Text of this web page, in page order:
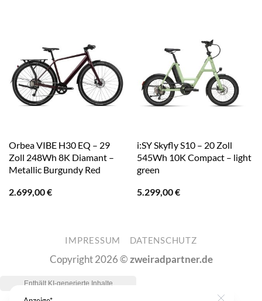
Orbea VIBE H30 EQ – 29
Zoll 248Wh 8K Diamant –
Metallic Burgundy Red
2.699,00€
i:SY Skyfly S10 – 20 Zoll
545Wh 10K Compact – light
green
5.299,00€
IMPRESSUM DATENSCHUTZ
Copyright 2026 ©zweiradpartner.de